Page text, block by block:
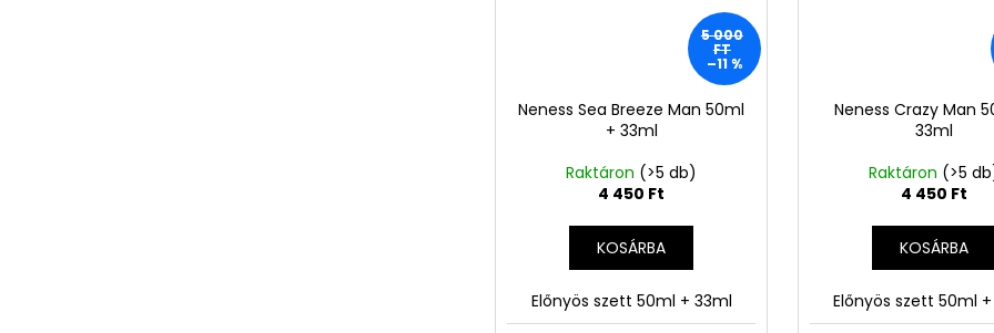
5 000
FT
–11 %
Neness Sea Breeze Man 50ml
+ 33ml
Raktáron (>5 db)
4 450 Ft
KOSÁRBA
Előnyös szett 50ml + 33ml
Neness Crazy Man
33ml
Raktáron (>5
4 450 Ft
KOSÁRBA
Előnyös szett 50ml